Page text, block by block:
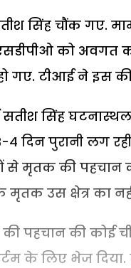
सिंह चौंक गए.
को अवगत
गए. टीआई ने इस की
सिंह
दिन पुरानी लग
से मृतक की पहचान
उस क्षेत्र का
पहचान की कोई
के लिए भेज